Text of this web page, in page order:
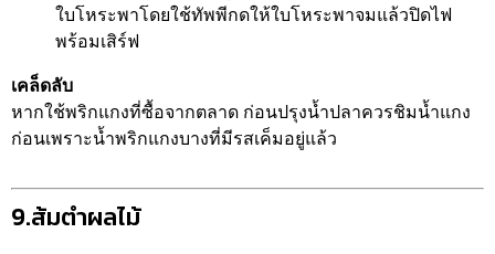
ใบโหระพาโดยใช้ทัพพีกดให้ใบโหระพาจมแล้วปิดไฟ
พร้อมเสิร์ฟ
เคล็ดลับ
หากใช้พริกแกงที่ซื้อจากตลาด ก่อนปรุงน้ำปลาควรชิมน้ำแกง
ก่อนเพราะน้ำพริกแกงบางที่มีรสเค็มอยู่แล้ว
9.ส้มตำผลไม้